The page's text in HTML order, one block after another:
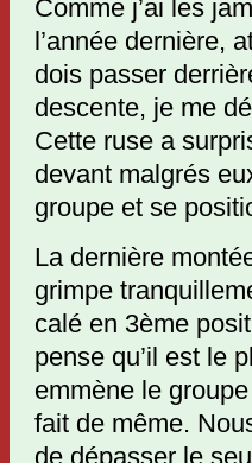
Comme j’ai les
l’année dernière,
dois passer
descente, je me
Cette ruse a
devant malgrés
groupe et se
La dernière
grimpe
calé en 3ème
pense qu’il est le
emmène le
fait de même.
de dépasser le